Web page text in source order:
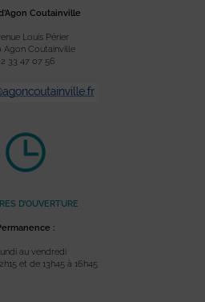
Coutainville
Louis Périer
Agon Coutainville
33 47 07 56
D’OUVERTURE
:
au vendredi
et de 13h45 à 16h45